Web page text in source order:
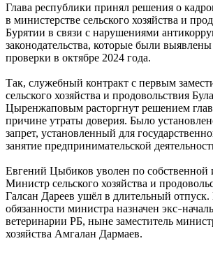
Глава республики принял решения о
в министерстве сельского хозяйства и
Бурятии в связи с нарушениями
законодательства, которые были
проверки в октябре 2024 года.
Так, служебный контракт с первым
сельского хозяйства и продовольствия
Цыренжаповым расторгнут решением
причине утраты доверия. Было
запрет, установленный для
занятие предпринимательской
Евгений Цыбиков уволен по собственной
Министр сельского хозяйства и
Галсан Дареев ушёл в длительный
обязанности министра назначен экс–
ветеринарии РБ, ныне заместитель
хозяйства Амгалан Дармаев.